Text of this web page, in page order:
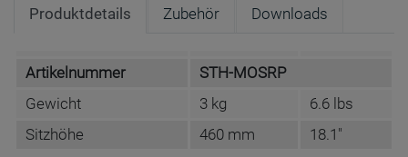
Produktdetails Zubehör Downloads
Artikelnummer
STH-MOSRP
Gewicht
3 kg
6.6 lbs
Sitzhöhe
460 mm 18.1"